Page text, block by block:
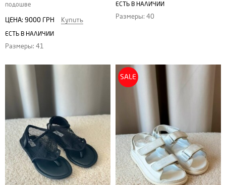
подошве
ЦЕНА: 9000 ГРН Купить
ЕСТЬ В НАЛИЧИИ
Размеры: 41
ЕСТЬ В НАЛИЧИИ
Размеры: 40
SALE